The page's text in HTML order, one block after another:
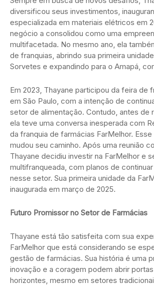
diversificou seus investimentos,
especializada em materiais elétricos em
negócio a consolidou como uma
multifacetada. No mesmo ano, ela
de franquias, abrindo sua primeira
Sorvetes e expandindo para o Amapá,
Em 2023, Thayane participou da feira de
em São Paulo, com a intenção de
setor de alimentação. Contudo, antes de
ela teve uma conversa inesperada com
da franquia de farmácias FarMelhor.
mudou seu caminho. Após uma reunião
Thayane decidiu investir na FarMelhor e
multifranqueada, com planos de
nesse setor. Sua primeira unidade da
inaugurada em março de 2025.
Futuro Promissor no Setor de Farmácias
Thayane está tão satisfeita com sua
FarMelhor que está considerando se
gestão de farmácias. Sua história é uma
inovação e a coragem podem abrir
horizontes, mesmo em setores